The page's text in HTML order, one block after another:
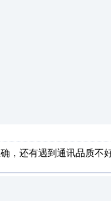
，还有遇到通讯品质不